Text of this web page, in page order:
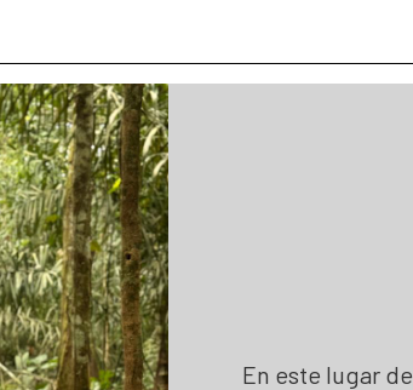
de participación en la búsqueda
de participación en la búsqueda
de Iniciativas – Red de Apoyo Operativo para
avanzamos
Listado de personas dadas por
Mapa de lugares de interés forense
Mapa de personas buscadoras según
Generación de conocimiento para la
En este lugar